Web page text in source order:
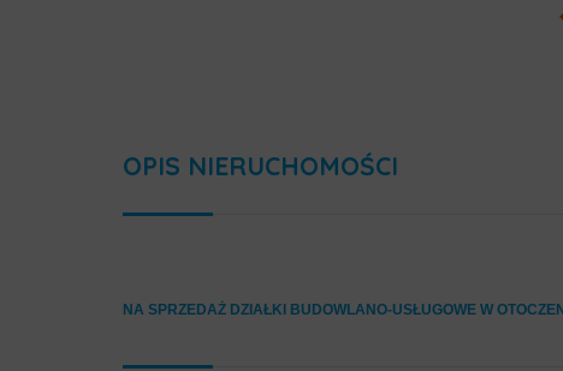
OPIS NIERUCHOMOŚCI
NA SPRZEDAŻ DZIAŁKI BUDOWLANO-USŁUGOWE W